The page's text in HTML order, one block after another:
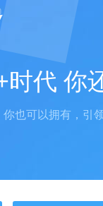
时代 你
你也可以拥有，引